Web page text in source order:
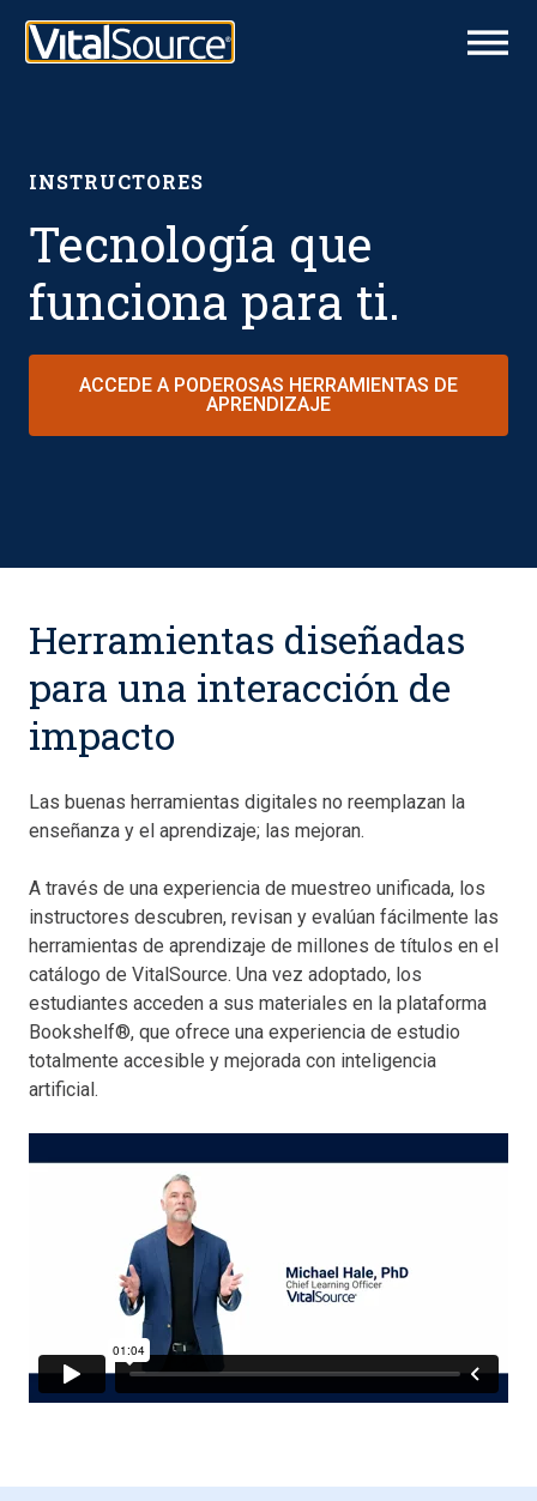
INSTRUCTORES
Tecnología que
funciona para ti.
ACCEDE A PODEROSAS HERRAMIENTAS DE
APRENDIZAJE
Herramientas diseñadas
para una interacción de
impacto
Las buenas herramientas digitales no reemplazan la
enseñanza y el aprendizaje; las mejoran.
A través de una experiencia de muestreo unificada, los
instructores descubren, revisan y evalúan fácilmente las
herramientas de aprendizaje de millones de títulos en el
catálogo de VitalSource. Una vez adoptado, los
estudiantes acceden a sus materiales en la plataforma
Bookshelf®, que ofrece una experiencia de estudio
totalmente accesible y mejorada con inteligencia
artificial.